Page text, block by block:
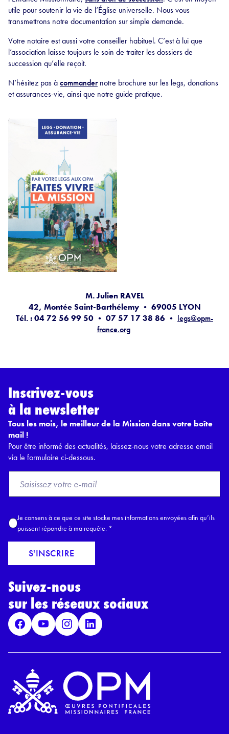
utile pour soutenir la vie de l’Église universelle. Nous vous
transmettrons notre documentation sur simple demande.
Votre notaire est aussi votre conseiller habituel. C’est à lui que
l’association laisse toujours le soin de traiter les dossiers de
succession qu’elle reçoit.
N’hésitez pas àcommandernotre brochure sur les legs, donations
et assurances-vie, ainsi que notre guide pratique.
M. Julien RAVEL
42, Montée Saint-Barthélemy • 69005 LYON
Tél. : 04 72 56 99 50 • 07 57 17 38 86 • legs@opm-
france.org
Inscrivez-vous
à la newsletter
Tous les mois, le meilleur de la Mission dans votre boîte
mail !
Pour être informé des actualités, laissez-nous votre adresse email
via le formulaire ci-dessous.
o
E
a
l
A
c
c
r
R
P
D
*
Je consens à ce que ce site stocke mes informations envoyées afin qu’ils
puissent répondre à ma requête. *
S'INSCRIRE
Suivez-nous
sur les réseaux sociaux